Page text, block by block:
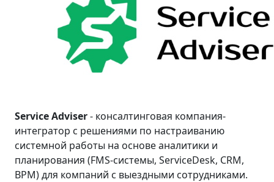
Service Adviser- консалтинговая компания-
интегратор с решениями по настраиванию
системной работы на основе аналитики и
планирования (FMS-системы, ServiceDesk, CRM,
BPM) для компаний с выездными сотрудниками.